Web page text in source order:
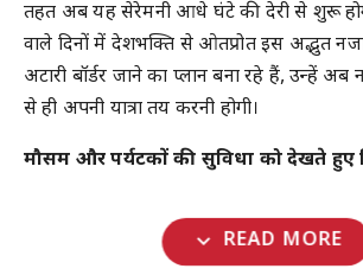
तहत अब यह सेरेमनी आधे घंटे की देरी से शुरू
वाले दिनों में देशभक्ति से ओतप्रोत इस अद्भुत
अटारी बॉर्डर जाने का प्लान बना रहे हैं, उन्हें
से ही अपनी यात्रा तय करनी होगी।
मौसम और पर्यटकों की सुविधा को देखते हुए
expand_more READ MORE